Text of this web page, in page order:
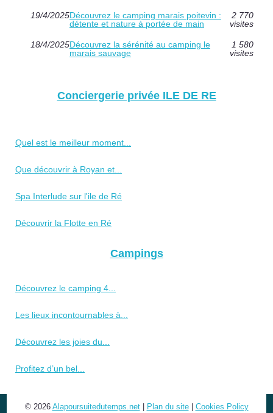
19/4/2025Découvrez le camping marais poitevin :
détente et nature à portée de main
2 770
visites
18/4/2025Découvrez la sérénité au camping le
marais sauvage
1 580
visites
Conciergerie privée ILE DE RE
Quel est le meilleur moment...
Que découvrir à Royan et...
Spa Interlude sur l'ile de Ré
Découvrir la Flotte en Ré
Campings
Découvrez le camping 4...
Les lieux incontournables à...
Découvrez les joies du...
Profitez d’un bel...
© 2026 Alapoursuitedutemps.net| Plan du site| Cookies Policy